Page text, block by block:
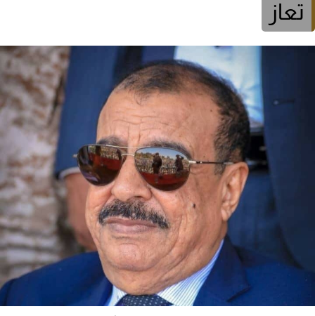
تعاز